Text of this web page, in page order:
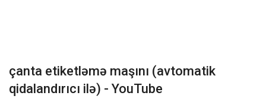
çanta etiketləmə maşını (avtomatik
qidalandırıcı ilə) - YouTube